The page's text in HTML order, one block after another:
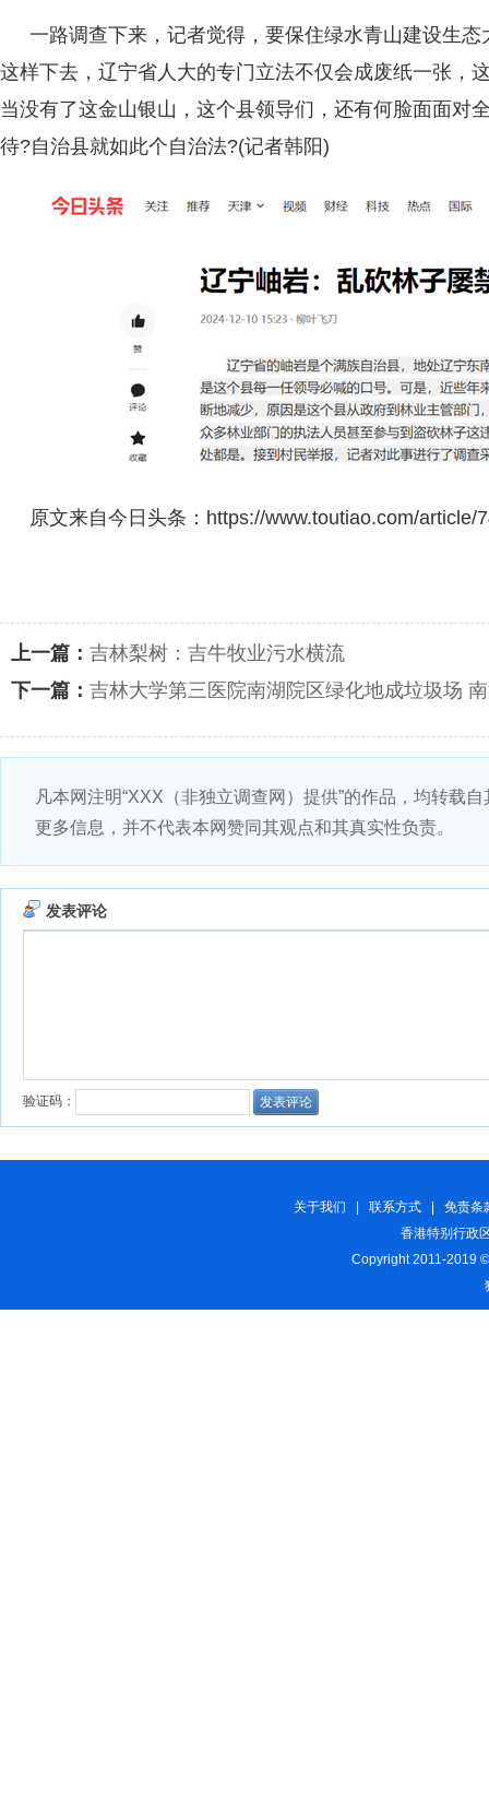
一路调查下来，记者觉得，要保住绿水青山建设生
这样下去，辽宁省人大的专门立法不仅会成废纸一张，
当没有了这金山银山，这个县领导们，还有何脸面面对
待?自治县就如此个自治法?(记者韩阳)
原文来自今日头条：https://www.toutiao.com/article/
上一篇： 吉林梨树：吉牛牧业污水横流
下一篇： 吉林大学第三医院南湖院区绿化地成垃圾场
凡本网注明“XXX（非独立调查网）提供”的作品，均转载
更多信息，并不代表本网赞同其观点和其真实性负责。
关于我们 | 联系方式 |
免责条
香港特别行政
Copyright 2011-2019